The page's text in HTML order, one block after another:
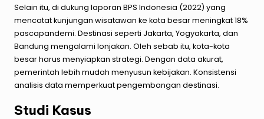
Selain itu, di dukung laporan BPS Indonesia (2022) yang
mencatat kunjungan wisatawan ke kota besar meningkat 18%
pascapandemi. Destinasi seperti Jakarta, Yogyakarta, dan
Bandung mengalami lonjakan. Oleh sebab itu, kota-kota
besar harus menyiapkan strategi. Dengan data akurat,
pemerintah lebih mudah menyusun kebijakan. Konsistensi
analisis data memperkuat pengembangan destinasi.
Studi Kasus